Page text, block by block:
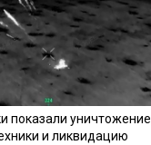
показали уничтожение
и ликвидацию